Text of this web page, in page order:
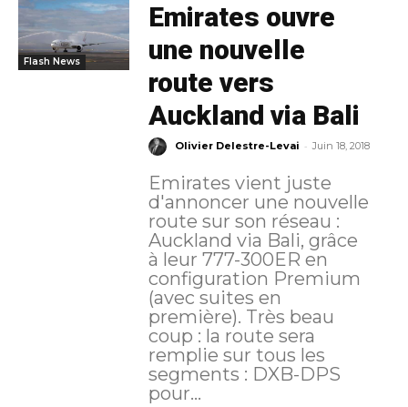
Flash News
Emirates ouvre
une nouvelle
route vers
Auckland via Bali
Olivier Delestre-Levai - Juin 18, 2018
Emirates vient juste
d'annoncer une nouvelle
route sur son réseau :
Auckland via Bali, grâce
à leur 777-300ER en
configuration Premium
(avec suites en
première). Très beau
coup : la route sera
remplie sur tous les
segments : DXB-DPS
pour...